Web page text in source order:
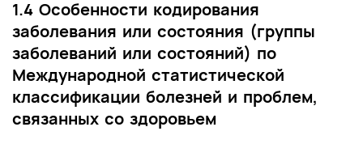
1.4 Особенности кодирования
заболевания или состояния (группы
заболеваний или состояний) по
Международной статистической
классификации болезней и проблем,
связанных со здоровьем